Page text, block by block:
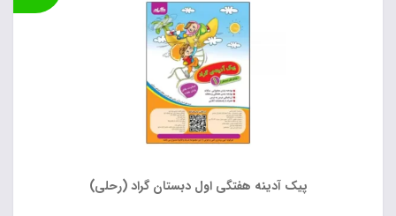
پیک آدینه هفتگی اول دبستان گراد (رحلی)